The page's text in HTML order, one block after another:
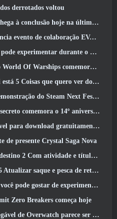
derrotados voltou
hoje na última atualização do SWTOR
de colaboração EVANGELION
durante o Steam Next Fest
da Independência dos EUA com uma nova campanha narrativa
Coisas que quero ver do MMO Riot
Next Fest de Embers Of The Uncrowned Tomorrow
com um mistério que eles devem resolver juntos
gratuitamente (E manter) Por tempo limitado
de presente Crystal Saga Nova
atividade e título especiais no jogo
saque e pesca de retrabalhos
de experimentar durante o Bullet Fest
Zero Breakers começa hoje
ser um chefe do crime ciborgue sobrecarregado